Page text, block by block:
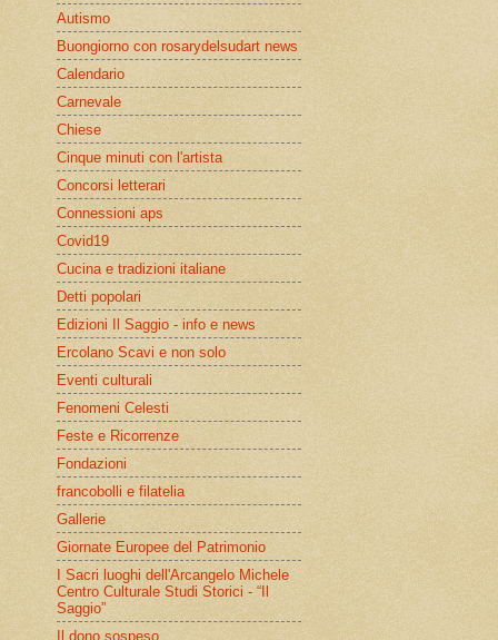
Autismo
Buongiorno con rosarydelsudart news
Calendario
Carnevale
Chiese
Cinque minuti con l'artista
Concorsi letterari
Connessioni aps
Covid19
Cucina e tradizioni italiane
Detti popolari
Edizioni Il Saggio - info e news
Ercolano Scavi e non solo
Eventi culturali
Fenomeni Celesti
Feste e Ricorrenze
Fondazioni
francobolli e filatelia
Gallerie
Giornate Europee del Patrimonio
I Sacri luoghi dell'Arcangelo Michele
Centro Culturale Studi Storici - “Il
Saggio”
Il dono sospeso